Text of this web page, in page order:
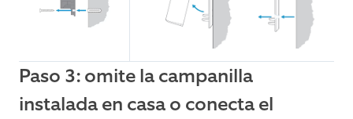
Paso 3: omite la campanilla
instalada en casa o conecta el